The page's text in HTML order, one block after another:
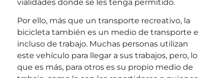
vialidades donde se les tenga permitido.
Por ello, más que un transporte recreativo, la
bicicleta también es un medio de transporte e
incluso de trabajo. Muchas personas utilizan
este vehículo para llegar a sus trabajos, pero, lo
que es más, para otros es su propio medio de